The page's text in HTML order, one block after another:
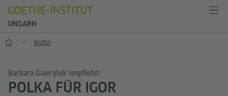
UNGARN
Start Kultur
Barbara Gawryluk empfiehlt
POLKA FÜR IGOR